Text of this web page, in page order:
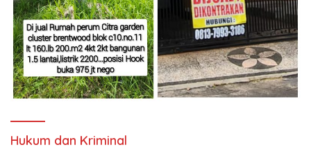
Hukum dan Kriminal